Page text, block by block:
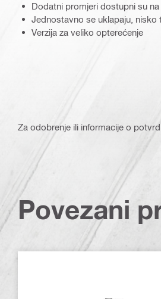
Dodatni promjeri dostupni su na
Jednostavno se uklapaju, nisko
Verzija za veliko opterećenje
Za odobrenje ili informacije o
Povezani